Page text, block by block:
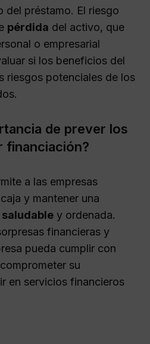
del préstamo. El riesgo
pérdida del activo, que
o empresarial
si los beneficios del
riesgos potenciales de los
de prever los
financiación?
a las empresas
y mantener una
saludable y ordenada.
financieras y
pueda cumplir con
su
en servicios financieros